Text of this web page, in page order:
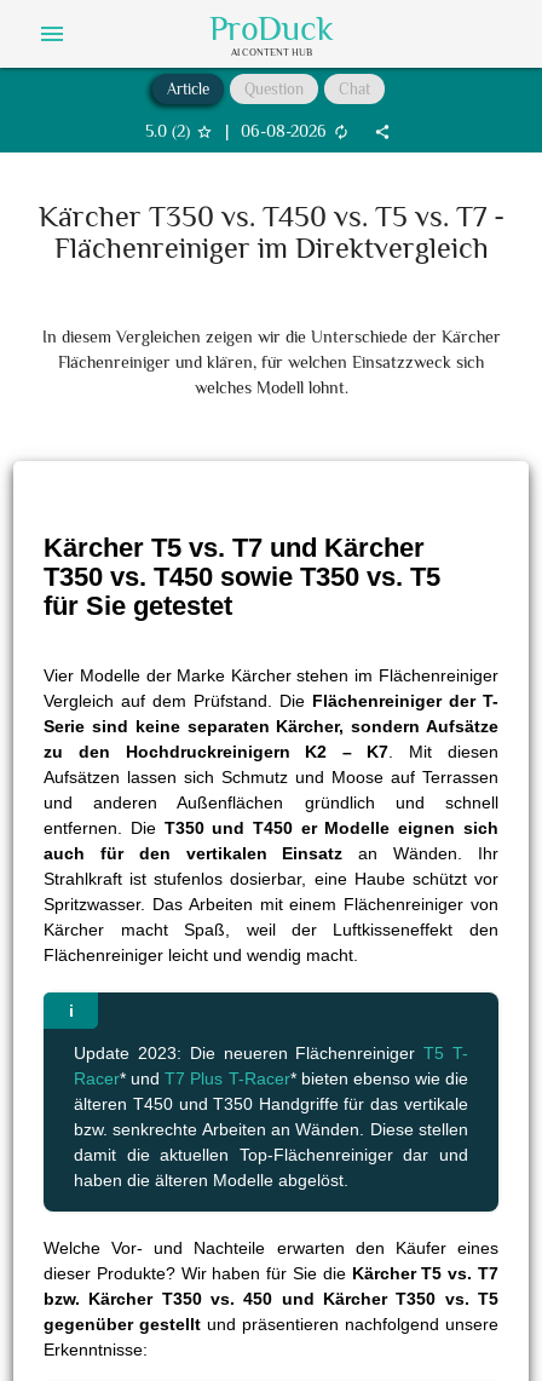
menu ProDuck
AI CONTENT HUB
Article Question Chat
5.0 (2) star_border | 06-08-2026 autorenew share
Kärcher T350 vs. T450 vs. T5 vs. T7 -
Flächenreiniger im Direktvergleich
In diesem Vergleichen zeigen wir die Unterschiede der Kärcher
Flächenreiniger und klären, für welchen Einsatzzweck sich
welches Modell lohnt.
Kärcher T5 vs. T7 und Kärcher
T350 vs. T450 sowie T350 vs. T5
für Sie getestet
Vier Modelle der Marke Kärcher stehen im Flächenreiniger
Vergleich auf dem Prüfstand. Die Flächenreiniger der T-
Serie sind keine separaten Kärcher, sondern Aufsätze
zu den Hochdruckreinigern K2 – K7 . Mit diesen
Aufsätzen lassen sich Schmutz und Moose auf Terrassen
und anderen Außenflächen gründlich und schnell
entfernen. Die T350 und T450 er Modelle eignen sich
auch für den vertikalen Einsatz an Wänden. Ihr
Strahlkraft ist stufenlos dosierbar, eine Haube schützt vor
Spritzwasser. Das Arbeiten mit einem Flächenreiniger von
Kärcher macht Spaß, weil der Luftkisseneffekt den
Flächenreiniger leicht und wendig macht.
Update 2023: Die neueren FlächenreinigerT5 T-
Racer* undT7 Plus T-Racer* bieten ebenso wie die
älteren T450 und T350 Handgriffe für das vertikale
bzw. senkrechte Arbeiten an Wänden. Diese stellen
damit die aktuellen Top-Flächenreiniger dar und
haben die älteren Modelle abgelöst.
Welche Vor- und Nachteile erwarten den Käufer eines
dieser Produkte? Wir haben für Sie die Kärcher T5 vs. T7
bzw. Kärcher T350 vs. 450 und Kärcher T350 vs. T5
gegenüber gestellt und präsentieren nachfolgend unsere
Erkenntnisse: